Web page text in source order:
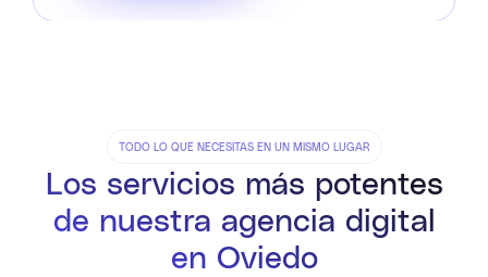
TODO LO QUE NECESITAS EN UN MISMO LUGAR
Los servicios más potentes
de nuestra agencia digital
en Oviedo